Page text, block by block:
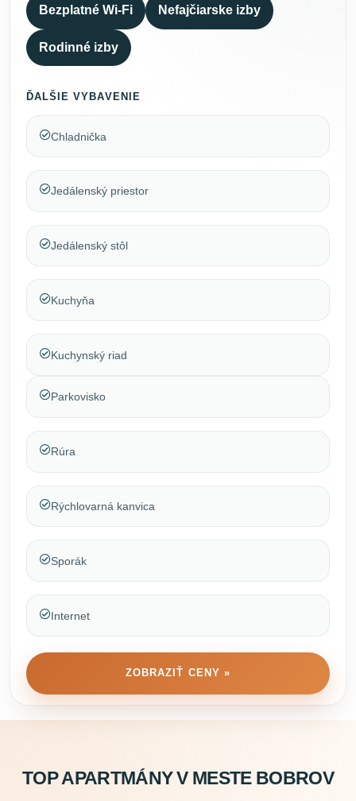
Bezplatné Wi-Fi Nefajčiarske izby
Rodinné izby
ĎALŠIE VYBAVENIE
Chladnička
Jedálenský priestor
Jedálenský stôl
Kuchyňa
Kuchynský riad
Parkovisko
Rúra
Rýchlovarná kanvica
Sporák
Internet
ZOBRAZIŤ CENY »
TOP APARTMÁNY V MESTE BOBROV